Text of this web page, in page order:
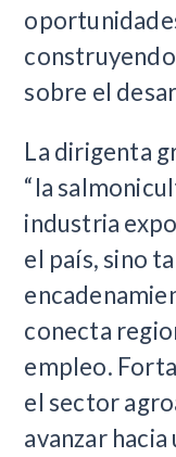
sobre el
La dirigenta
“la
industria
el país, sino
conecta
empleo.
el sector
avanzar